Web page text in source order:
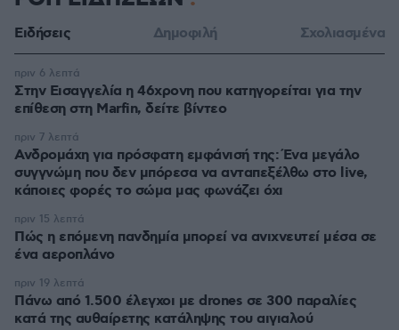
Ειδήσεις Δημοφιλή Σχολιασμένα
Στην Εισαγγελία η 46χρονη που κατηγορείται για την
επίθεση στη Marfin, δείτε βίντεο
πριν 6 λεπτά
Ανδρομάχη για πρόσφατη εμφάνισή της: Ένα μεγάλο
συγγνώμη που δεν μπόρεσα να ανταπεξέλθω στο live,
κάποιες φορές το σώμα μας φωνάζει όχι
πριν 7 λεπτά
Πώς η επόμενη πανδημία μπορεί να ανιχνευτεί μέσα σε
ένα αεροπλάνο
πριν 15 λεπτά
Πάνω από 1.500 έλεγχοι με drones σε 300 παραλίες
κατά της αυθαίρετης κατάληψης του αιγιαλού
πριν 19 λεπτά